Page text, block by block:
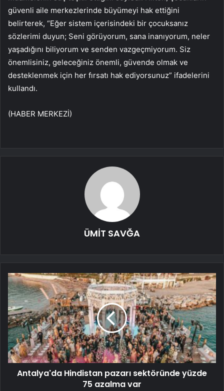
güvenli aile merkezlerinde büyümeyi hak ettiğini
belirterek, “Eğer sistem içerisindeki bir çocuksanız
sözlerimi duyun; Seni görüyorum, sana inanıyorum, neler
yaşadığını biliyorum ve senden vazgeçmiyorum. Siz
önemlisiniz, geleceğiniz önemli, güvende olmak ve
desteklenmek için her fırsatı hak ediyorsunuz” ifadelerini
kullandı.
(HABER MERKEZİ)
ÜMİT SAVĞA
Antalya'da Hindistan pazarı sektöründe yüzde
75 azalma var